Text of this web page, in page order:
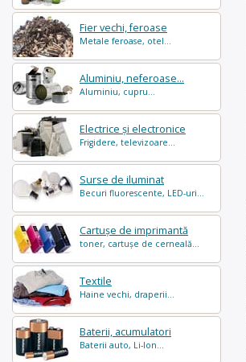
Fier vechi, feroase
Metale feroase, otel...
Aluminiu, neferoase...
Aluminiu, cupru...
Electrice și electronice
Frigidere, televizoare...
Surse de iluminat
Becuri fluorescente, LED-uri...
Cartușe de imprimantă
toner, cartușe de cerneală...
Textile
Haine vechi, draperii...
Baterii, acumulatori
Baterii auto, Li-Ion...